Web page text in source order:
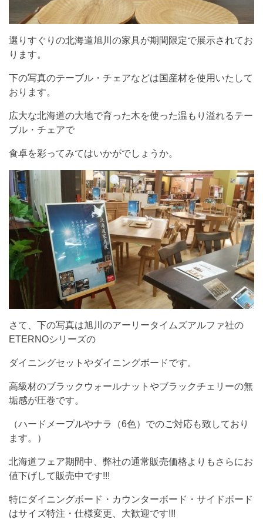
選りすぐりの北海道旭川の家具が期間限定で展示されてお
ります。
下の写真のテーブル・チェアなどは国産材を使用いたして
おります。
広大な北海道の大地で育った木を使った温もり溢れるテー
ブル・チェアで
食卓を彩ってみてはいかがでしょうか。
さて、下の写真は旭川のアーリータイムズアルファ社の
ETERNOシリーズの
ダイニングセットやダイニングボードです。
高級材のブラックウォールナットやブラックチェリーの無
垢感が圧巻です。
（ハードメープルやナラ（6色）でのご対応も致しており
ます。）
北海道フェア期間中、弊社の通常販売価格よりもさらにお
値下げして販売中です!!!
特にダイニングボード・カウンターボード・サイドボード
はサイズ特注・仕様変更、大歓迎です!!!